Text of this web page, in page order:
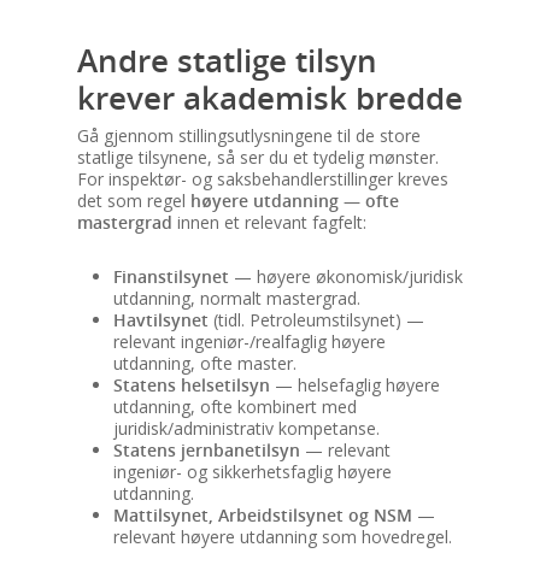
Andre statlige tilsyn
krever akademisk bredde
Gå gjennom stillingsutlysningene til de store
statlige tilsynene, så ser du et tydelig mønster.
For inspektør- og saksbehandlerstillinger kreves
det som regel høyere utdanning — ofte
mastergrad innen et relevant fagfelt:
Finanstilsynet — høyere økonomisk/juridisk
utdanning, normalt mastergrad.
Havtilsynet (tidl. Petroleumstilsynet) —
relevant ingeniør-/realfaglig høyere
utdanning, ofte master.
Statens helsetilsyn — helsefaglig høyere
utdanning, ofte kombinert med
juridisk/administrativ kompetanse.
Statens jernbanetilsyn — relevant
ingeniør- og sikkerhetsfaglig høyere
utdanning.
Mattilsynet, Arbeidstilsynet og NSM —
relevant høyere utdanning som hovedregel.